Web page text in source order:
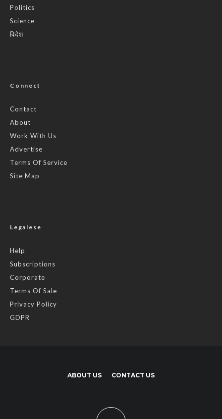
Politics
Science
विदेश
Connect
Contact
About
Work With Us
Advertise
Terms Of Service
Site Map
Legalese
Help
Subscriptions
Corporate
Terms Of Sale
Privacy Policy
GDPR
ABOUT US CONTACT US